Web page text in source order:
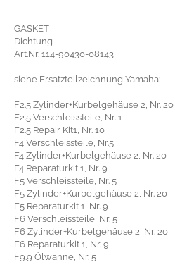
GASKET
Dichtung
Art.Nr. 114-90430-08143
siehe Ersatzteilzeichnung Yamaha:
F2.5 Zylinder+Kurbelgehäuse 2, Nr. 20
F2.5 Verschleissteile, Nr. 1
F2.5 Repair Kit1, Nr. 10
F4 Verschleissteile, Nr.5
F4 Zylinder+Kurbelgehäuse 2, Nr. 20
F4 Reparaturkit 1, Nr. 9
F5 Verschleissteile, Nr. 5
F5 Zylinder+Kurbelgehäuse 2, Nr. 20
F5 Reparaturkit 1, Nr. 9
F6 Verschleissteile, Nr. 5
F6 Zylinder+Kurbelgehäuse 2, Nr. 20
F6 Reparaturkit 1, Nr. 9
F9.9 Ölwanne, Nr. 5